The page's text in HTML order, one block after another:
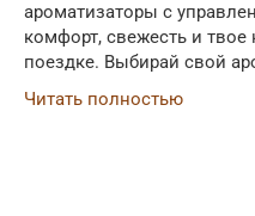
ароматизаторы с
комфорт, свежесть и
поездке. Выбирай свой
Читать полностью